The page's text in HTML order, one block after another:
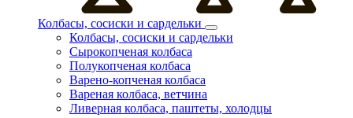
Колбасы, сосиски и сардельки
Колбасы, сосиски и сардельки
Сырокопченая колбаса
Полукопченая колбаса
Варено-копченая колбаса
Вареная колбаса, ветчина
Ливерная колбаса, паштеты, холодцы